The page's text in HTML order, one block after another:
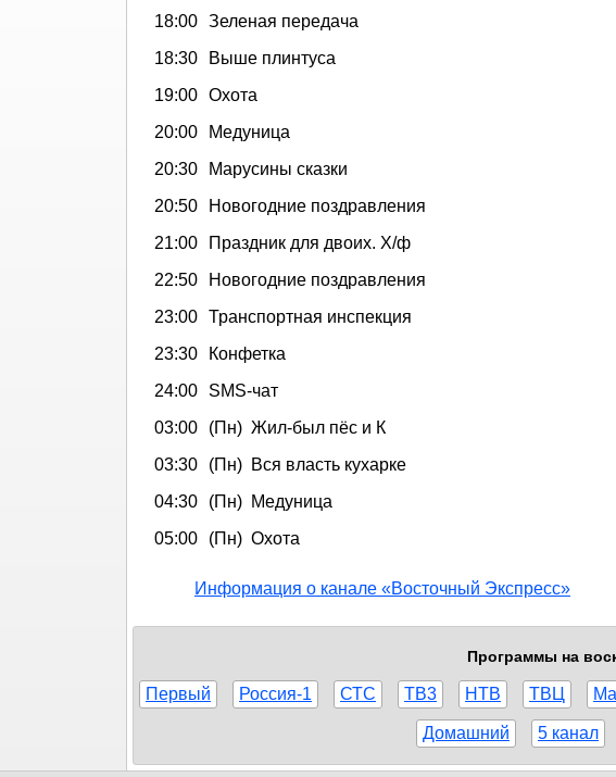
18:00 Зеленая передача
18:30
Выше плинтуса
19:00 Охота
20:00
Медуница
20:30
Марусины сказки
20:50
Новогодние поздравления
21:00
Праздник для двоих. Х/ф
22:50
Новогодние поздравления
23:00 Транспортная инспекция
23:30
Конфетка
24:00
SMS-чат
03:00
(Пн) Жил-был пёс и К
03:30
(Пн) Вся власть кухарке
04:30
(Пн) Медуница
05:00
(Пн) Охота
Информация о канале «Восточный Экспресс»
Программы на
Первый Россия-1 СТС ТВ3 НТВ ТВЦ
Домашний 5 канал